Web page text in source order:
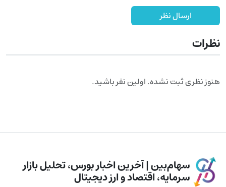
ارسال نظر
نظرات
هنوز نظری ثبت نشده. اولین نفر باشید.
سهام‌بین | آخرین اخبار بورس، تحلیل بازار
سرمایه، اقتصاد و ارز دیجیتال